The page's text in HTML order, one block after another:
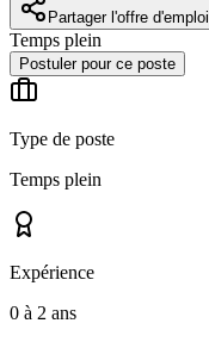
Partager l'offre d'emploi
Temps plein
Postuler pour ce poste
Type de poste
Temps plein
Expérience
0 à 2 ans